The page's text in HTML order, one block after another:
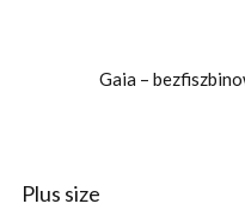
Gaia –
Plus size